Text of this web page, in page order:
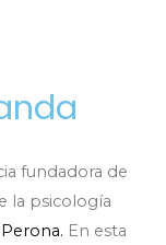
fundadora de
la psicología
En esta